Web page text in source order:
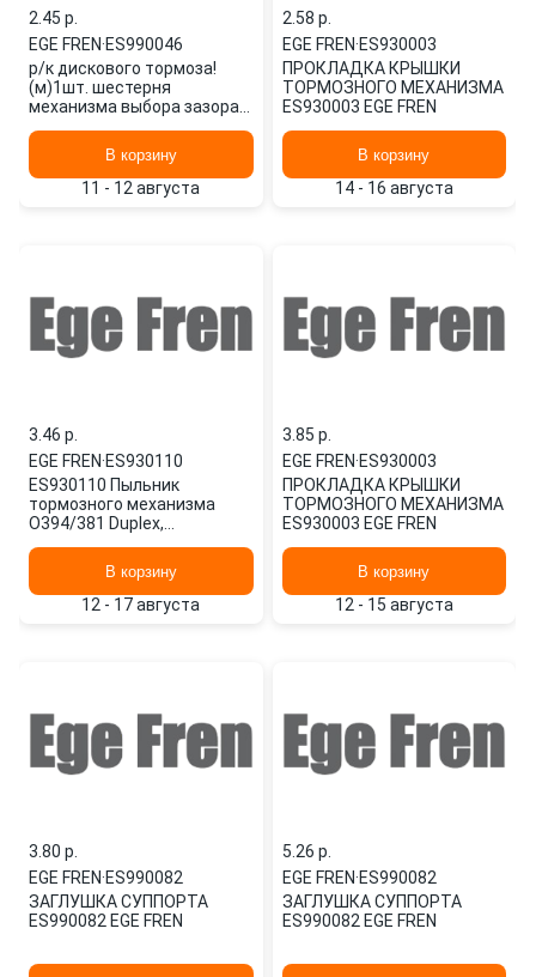
2.45 p.
EGE FREN·ES990046
р/к диcкового тормоза!
(м)1шт. шестерня
механизма выбора зазора\
FREN
В корзину
11 - 12 августа
2.58 p.
EGE FREN·ES930003
ПРОКЛАДКА КРЫШКИ
ТОРМОЗНОГО МЕХАНИЗМА
ES930003 EGE FREN
В корзину
14 - 16 августа
3.46 p.
EGE FREN·ES930110
ES930110 Пыльник
тормозного механизма
O394/381 Duplex,
В корзину
12 - 17 августа
3.85 p.
EGE FREN·ES930003
ПРОКЛАДКА КРЫШКИ
ТОРМОЗНОГО МЕХАНИЗМА
ES930003 EGE FREN
В корзину
12 - 15 августа
3.80 p.
EGE FREN·ES990082
ЗАГЛУШКА СУППОРТА
ES990082 EGE FREN
5.26 p.
EGE FREN·ES990082
ЗАГЛУШКА СУППОРТА
ES990082 EGE FREN